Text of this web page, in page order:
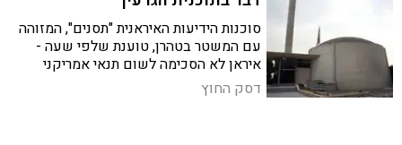
סוכנות הידיעות האיראנית "תסנים", המזוהה
עם המשטר בטהרן, טוענת שלפי שעה -
איראן לא הסכימה לשום תנאי אמריקני
בסוגייה החשובה ביותר לישראל, וכי שיחות
דסק החוץ